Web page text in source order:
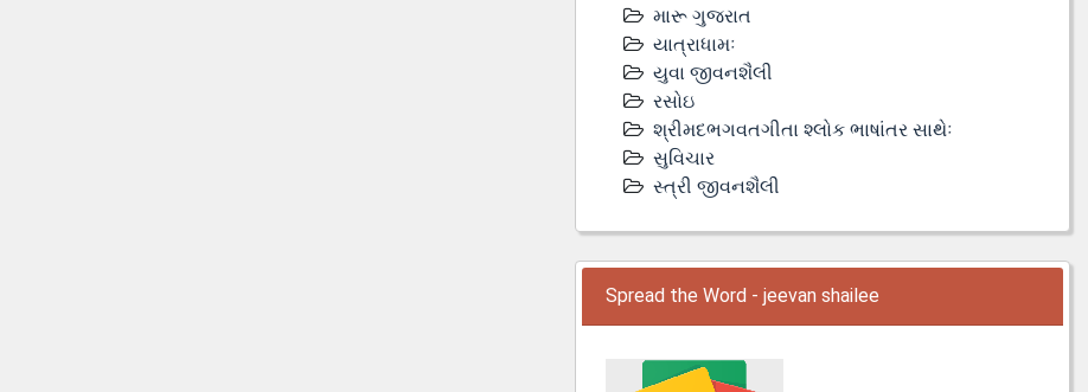
મારૂ ગુજરાત
યાત્રાધામઃ
યુવા જીવનશૈલી
રસોઇ
શ્રીમદભગવતગીતા શ્લોક ભાષાંતર સાથેઃ
સુવિચાર
સ્ત્રી જીવનશૈલી
Spread the Word - jeevan shailee